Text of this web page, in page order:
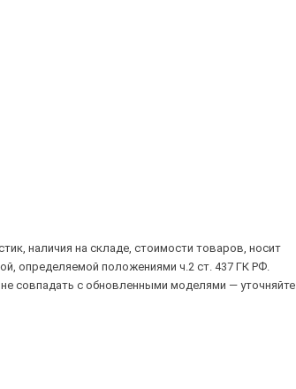
наличия на складе, стоимости товаров, носит
определяемой положениями ч.2 ст. 437 ГК РФ.
совпадать с обновленными моделями — уточняйте